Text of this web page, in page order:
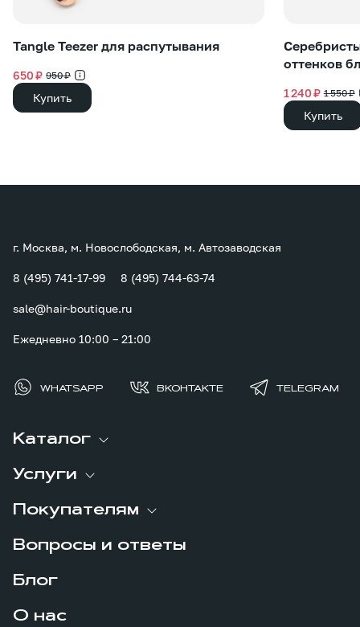
Tangle Teezer для распутывания
650 ₽ 950 ₽
Купить
оттенков
1 240 ₽ 1 550 ₽
Купить
Каталог
Услуги
Покупателям
Вопросы и ответы
Блог
О нас
г. Москва, м. Новослободская, м. Автозаводская
8 (495) 741-17-99 8 (495) 744-63-74
sale@hair-boutique.ru
Ежедневно 10:00 – 21:00
WHATSAPP ВКОНТАКТЕ TELEGRAM